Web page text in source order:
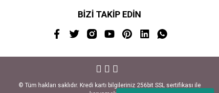
BİZİ TAKİP EDİN
© Tüm hakları saklıdır. Kredi kartı bilgileriniz 256bit SSL sertifikası ile